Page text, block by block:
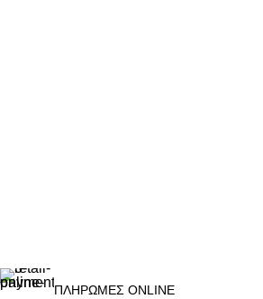
ΠΛΗΡΩΜΕΣ ONLINE